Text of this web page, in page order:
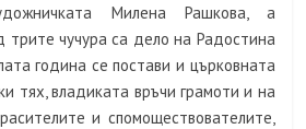
Милена Рашкова, а
трите чучура са дело на Радостина
година се постави и църковната
тях, владиката връчи грамоти и на
и спомоществователите,